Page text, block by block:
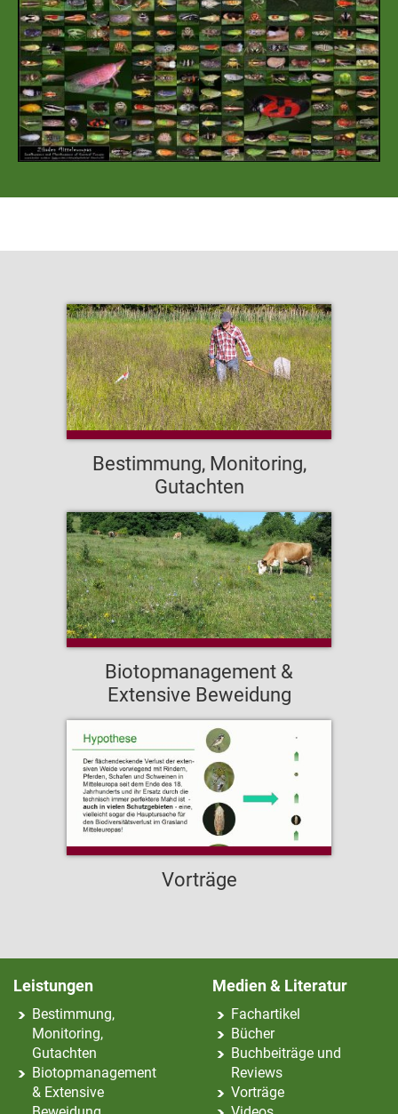
Bestimmung, Monitoring,
Gutachten
Biotopmanagement &
Extensive Beweidung
Vorträge
Leistungen
Bestimmung,
Monitoring,
Gutachten
Biotopmanagement
& Extensive
Medien & Literatur
Fachartikel
Bücher
Buchbeiträge und
Reviews
Vorträge